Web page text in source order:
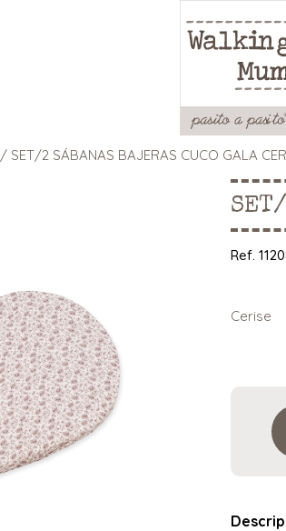
/ SET/2 SÁBANAS BAJERAS CUCO GALA
SET/
Ref.
Cerise